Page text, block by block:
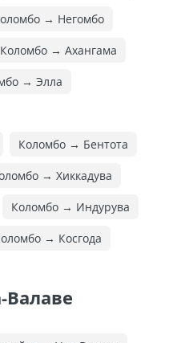
→ Негомбо
Коломбо → Ахангама
→ Элла
Коломбо → Бентота
→ Хиккадува
Коломбо → Индурува
→ Косгода